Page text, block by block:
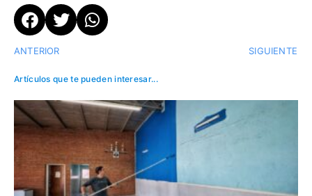
ANTERIOR SIGUIENTE
Artículos que te pueden interesar...